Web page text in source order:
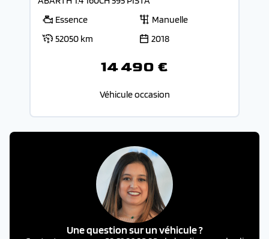
Essence
Manuelle
52050 km
2018
14 490 €
Véhicule occasion
Une question sur un véhicule ?